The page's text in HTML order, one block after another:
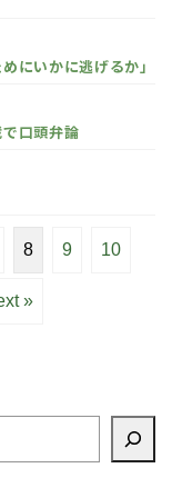
にいかに逃げるか」
口頭弁論
8 9 10
»